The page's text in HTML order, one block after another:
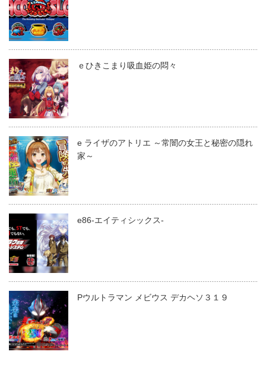
ｅひきこまり吸血姫の悶々
e ライザのアトリエ ～常闇の女王と秘密の隠れ
家～
e86-エイティシックス-
Pウルトラマン メビウス デカヘソ３１９